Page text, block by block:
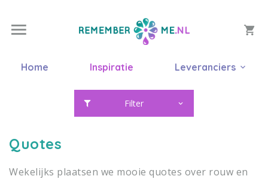
Home Inspiratie Leveranciers
Filter
Quotes
Wekelijks plaatsen we mooie quotes over rouw en